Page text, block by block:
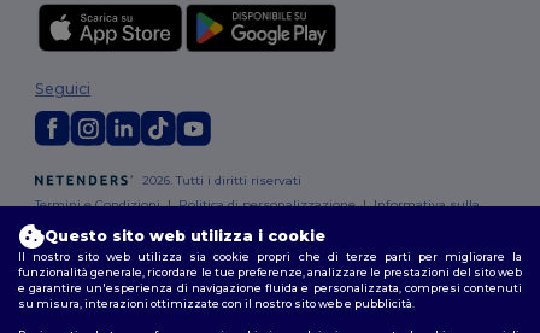
2026. Tutti i diritti riservati
Termini e Condizioni|Politica di personalizzazione|Informativa sulla
Seguici
Roma |Milano| Napoli | Torino | Palermo |Genova |Bologna |Firenze
Catania | Bari
Questo sito web utilizza i cookie
Il nostro sito web utilizza sia cookie propri che di terze parti per migliorare la
funzionalità generale, ricordare le tue preferenze, analizzare le prestazioni del sito web
e garantire un'esperienza di navigazione fluida e personalizzata, compresi contenuti
su misura, interazioni ottimizzate con il nostro sito web e pubblicità.